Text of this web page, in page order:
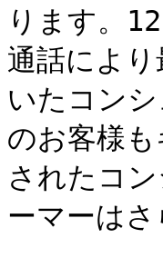
ります。
通話によ
いたコン
のお客様
されたコ
ーマーは